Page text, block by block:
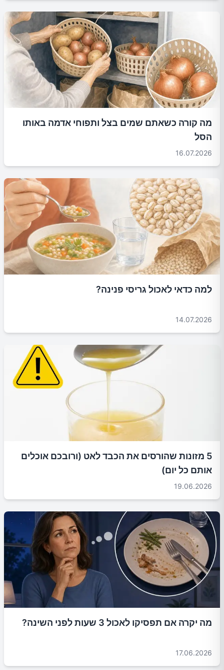
מה קורה כשאתם שמים בצל ותפוחי אדמה באותו
הסל
16.07.2026
למה כדאי לאכול גריסי פנינה?
14.07.2026
5 מזונות שהורסים את הכבד לאט (ורובכם אוכלים
אותם כל יום)
19.06.2026
מה יקרה אם תפסיקו לאכול 3 שעות לפני השינה?
17.06.2026